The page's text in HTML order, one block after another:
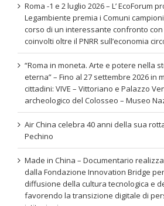
Roma -1 e 2 luglio 2026 – L’ EcoForum
Legambiente premia i Comuni
corso di un interessante confronto
coinvolti oltre il PNRR sull’economia
“Roma in moneta. Arte e potere nella
eterna” – Fino al 27 settembre 2026 in
cittadini: VIVE – Vittoriano e Palazzo
archeologico del Colosseo – Museo
Air China celebra 40 anni della sua
Pechino
Made in China – Documentario
dalla Fondazione Innovation Bridge
diffusione della cultura tecnologica e
favorendo la transizione digitale di